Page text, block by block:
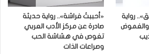
رواية
والغموض
«أحببتُ فراشة».. رواية حديثة
صادرة عن مركز الأدب العربي
تغوص في هشاشة الحب
وصراعات الذات